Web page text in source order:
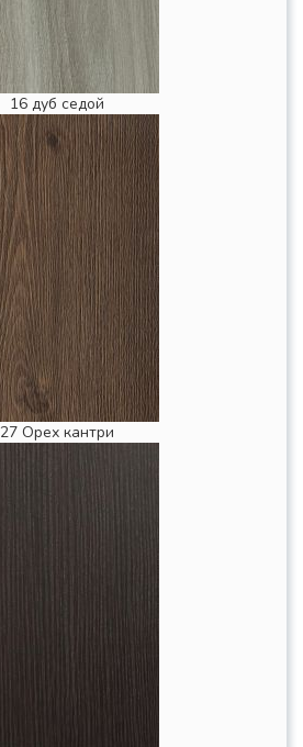
16 дуб седой
27 Орех кантри